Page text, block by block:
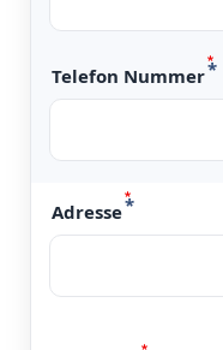
Telefon Nummer
Adresse